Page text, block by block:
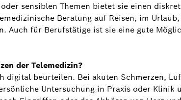
sensiblen Themen bietet sie einen
Beratung auf Reisen, im
Auch für Berufstätige ist sie eine gute
der Telemedizin?
digital beurteilen. Bei akuten Schmerzen,
Untersuchung in Praxis oder Klinik